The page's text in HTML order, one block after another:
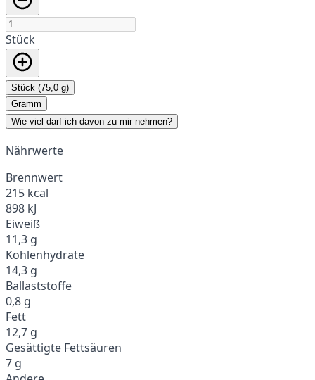
Stück
Stück (75,0 g)
Gramm
Wie viel darf ich davon zu mir nehmen?
Nährwerte
Brennwert
215 kcal
898 kJ
Eiweiß
11,3 g
Kohlenhydrate
14,3 g
Ballaststoffe
0,8 g
Fett
12,7 g
Gesättigte Fettsäuren
7 g